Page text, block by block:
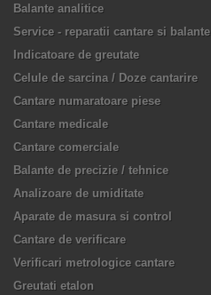
Balante analitice
Service - reparatii cantare si balante
Indicatoare de greutate
Celule de sarcina / Doze cantarire
Cantare numaratoare piese
Cantare medicale
Cantare comerciale
Balante de precizie / tehnice
Analizoare de umiditate
Aparate de masura si control
Cantare de verificare
Verificari metrologice cantare
Greutati etalon